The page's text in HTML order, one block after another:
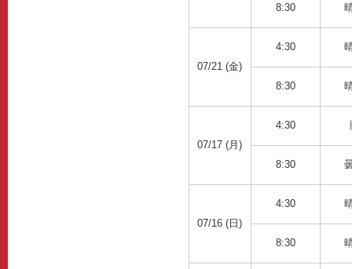
8:30
07/21 (金)
4:30
8:30
07/17 (月)
4:30
8:30
07/16 (日)
4:30
8:30